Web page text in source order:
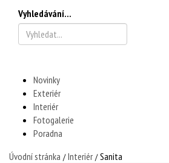
Vyhledávání...
Novinky
Exteriér
Interiér
Fotogalerie
Poradna
Úvodní stránka / Interiér / Sanita